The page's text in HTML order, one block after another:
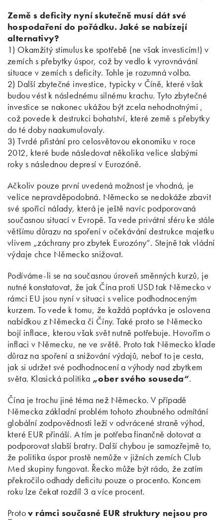
Země s deficity nyní skutečně musí dát své
hospodaření do pořádku. Jaké se nabízejí
alternativy?
1) Okamžitý stimulus ke spotřebě (ne však investicím!) v
zemích s přebytky úspor, což by vedlo k vyrovnávání
situace v zemích s deficity. Tohle je rozumná volba.
2) Další zbytečné investice, typicky v Číně, které však
budou vést k následnému silnému krachu. Tyto zbytečné
investice se nakonec ukážou být zcela nehodnotnými ,
což povede k destrukci bohatství, které země s přebytky
do té doby naakumulovaly.
3) Tvrdé přistání pro celosvětovou ekonomiku v roce
2012, které bude následovat několika velice slabými
roky s následnou depresí v Eurozóně.
Ačkoliv pouze první uvedená možnost je vhodná, je
velice nepravděpodobná. Německo se nedokáže zbavit
své spořící nálady, která je ještě navíc podporovaná
současnou situací v Evropě. Ta vede privátní sféru ke stále
většímu důrazu na spoření v očekávání destrukce majetku
vlivem „záchrany pro zbytek Eurozóny“. Stejně tak vládní
výdaje chce Německo snižovat.
Podíváme-li se na současnou úroveň směnných kurzů, je
nutné konstatovat, že jak Čína proti USD tak Německo v
rámci EU jsou nyní v situaci s velice podhodnoceným
kurzem. To vede k tomu, že každá poptávka je oslovena
nabídkou z Německa či Číny. Také proto se Německo
bojí inflace, kterou však svět nutně potřebuje. Hovořím o
inflaci v Německu, ne ve světě. Proto tak Německo klade
důraz na spoření a snižování výdajů, neboť to je cesta,
jak si udržet své podhodnocení a výhody nad zbytkem
světa. Klasická politika „ober svého souseda“.
Čína je trochu jiné téma než Německo. V případě
Německa základní problém tohoto zhoubného odmítání
globální zodpovědnosti leží v odvrácené straně výhod,
které EUR přináší. A tím je potřeba finančně dotovat a
podporovat slabší bratry. Další chybou je samozřejmě to,
že politika úspor prostě nemůže v jižních zemích Club
Med skupiny fungovat. Řecko může být rádo, že zatím
překročilo odhady deficitu pouze o procento. Koncem
roku lze čekat rozdíl 3 a více procent.
Protov rámci současné EUR struktury nejsou pro